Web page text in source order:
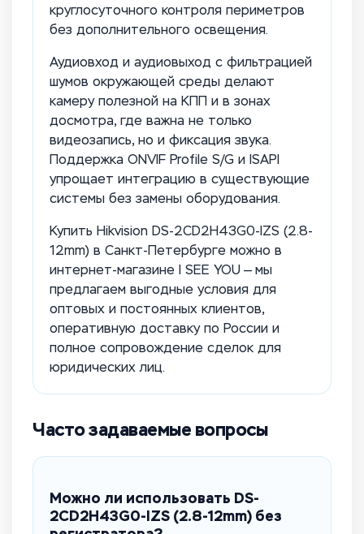
круглосуточного контроля периметров
без дополнительного освещения.
Аудиовход и аудиовыход с фильтрацией
шумов окружающей среды делают
камеру полезной на КПП и в зонах
досмотра, где важна не только
видеозапись, но и фиксация звука.
Поддержка ONVIF Profile S/G и ISAPI
упрощает интеграцию в существующие
системы без замены оборудования.
Купить Hikvision DS-2CD2H43G0-IZS (2.8-
12mm) в Санкт-Петербурге можно в
интернет-магазине I SEE YOU — мы
предлагаем выгодные условия для
оптовых и постоянных клиентов,
оперативную доставку по России и
полное сопровождение сделок для
юридических лиц.
Часто задаваемые вопросы
Можно ли использовать DS-
2CD2H43G0-IZS (2.8-12mm) без